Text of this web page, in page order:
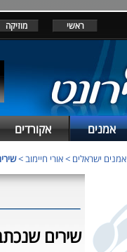
ראשי מוזיקה
אמנים אקורדים
אמנים ישראלים >אורי חיימוב>
שירים